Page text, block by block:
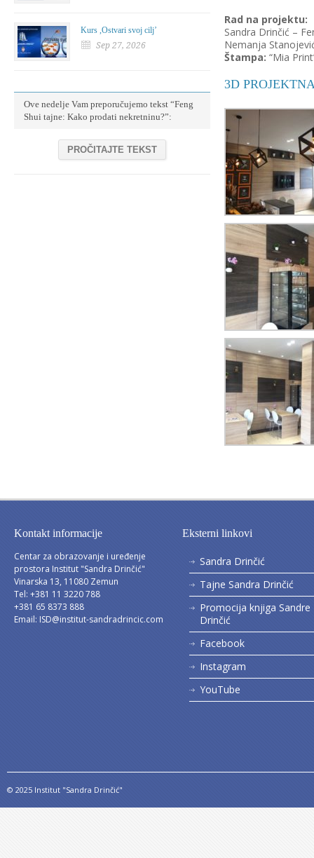
Rad na projektu:
Sandra Drinčić –
Nemanja
Štampa: “Mia
3D
Kurs ,Ostvari svoj cilj’
Sep 27, 2026
Ove nedelje Vam preporučujemo tekst “Feng
Shui tajne: Kako prodati nekretninu?”:
PROČITAJTE TEKST
Kontakt informacije
Centar za obrazovanje i uređenje
prostora Institut "Sandra Drinčić"
Vinarska 13, 11080 Zemun
Tel: +381 11 3220 788
+381 65 8373 888
Email: ISD@institut-sandradrincic.com
Eksterni linkovi
Sandra Drinčić
Tajne Sandra Drinčić
Promocija knjiga Sandre
Drinčić
Facebook
Instagram
YouTube
© 2025 Institut "Sandra Drinčić"